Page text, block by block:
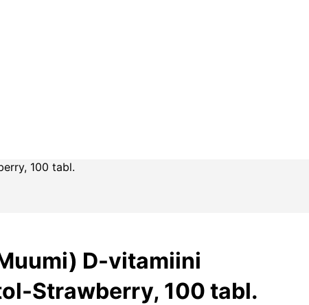
100 tabl.
D-vitamiini
Strawberry, 100 tabl.